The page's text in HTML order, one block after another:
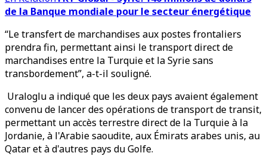
de la Banque mondiale pour le secteur énergétique
“Le transfert de marchandises aux postes frontaliers
prendra fin, permettant ainsi le transport direct de
marchandises entre la Turquie et la Syrie sans
transbordement”, a-t-il souligné.
Uraloglu a indiqué que les deux pays avaient également
convenu de lancer des opérations de transport de transit,
permettant un accès terrestre direct de la Turquie à la
Jordanie, à l'Arabie saoudite, aux Émirats arabes unis, au
Qatar et à d'autres pays du Golfe.